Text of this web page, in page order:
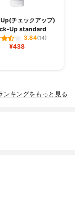
チェックアップ)
Up standard
3.84(14)
¥438
ンキングをもっと見る